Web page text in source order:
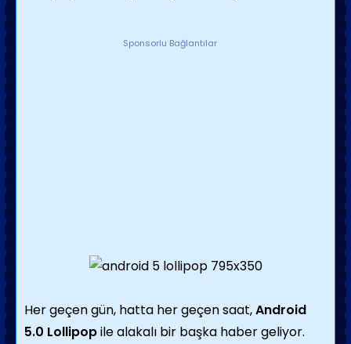
Sponsorlu Bağlantılar
Her geçen gün, hatta her geçen saat,Android
5.0 Lollipopile alakalı bir başka haber geliyor.